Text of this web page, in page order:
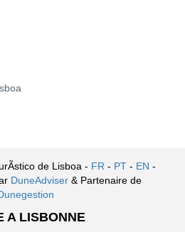
de Lisboa - FR - PT - EN -
DuneAdviser & Partenaire de
A LISBONNE